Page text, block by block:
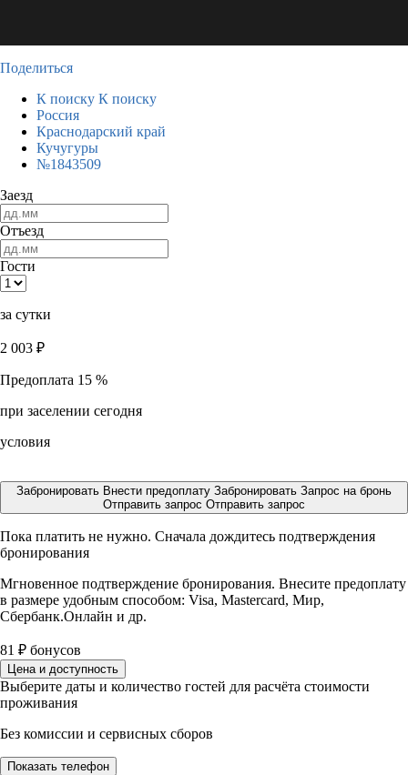
Поделиться
К поиску К поиску
Россия
Краснодарский край
Кучугуры
№1843509
Заезд
Отъезд
Гости
за сутки
2 003 ₽
Предоплата 15 %
при заселении сегодня
условия
Забронировать Внести предоплату Забронировать Запрос на бронь
Отправить запрос Отправить запрос
Пока платить не нужно. Сначала дождитесь подтверждения
бронирования
Мгновенное подтверждение бронирования. Внесите предоплату
в размере удобным способом: Visa, Mastercard, Мир,
Сбербанк.Онлайн и др.
81 ₽ бонусов
Цена и доступность
Выберите даты и количество гостей для расчёта стоимости
проживания
Без комиссии и сервисных сборов
Показать телефон